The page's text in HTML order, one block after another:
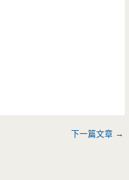
下一篇文章 →